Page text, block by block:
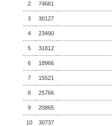
2 74661
3 30127
4 23490
5 31812
6 18966
7 15521
8 25766
9 20865
10 30737